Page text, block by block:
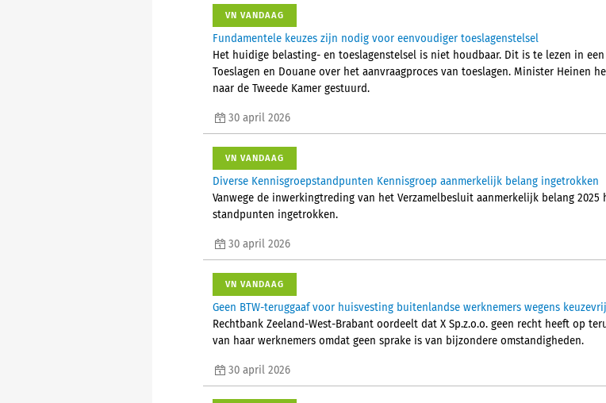
VN VANDAAG
Fundamentele keuzes zijn nodig voor eenvoudiger toeslagenstelsel
Het huidige belasting- en toeslagenstelsel is niet houdbaar. Dit is te lezen in
Toeslagen en Douane over het aanvraagproces van toeslagen. Minister Heinen
naar de Tweede Kamer gestuurd.
30 april 2026
VN VANDAAG
Diverse Kennisgroepstandpunten Kennisgroep aanmerkelijk belang ingetrokken
Vanwege de inwerkingtreding van het Verzamelbesluit aanmerkelijk belang
standpunten ingetrokken.
30 april 2026
VN VANDAAG
Geen BTW-teruggaaf voor huisvesting buitenlandse werknemers wegens
Rechtbank Zeeland-West-Brabant oordeelt dat X Sp.z.o.o. geen recht heeft op
van haar werknemers omdat geen sprake is van bijzondere omstandigheden.
30 april 2026